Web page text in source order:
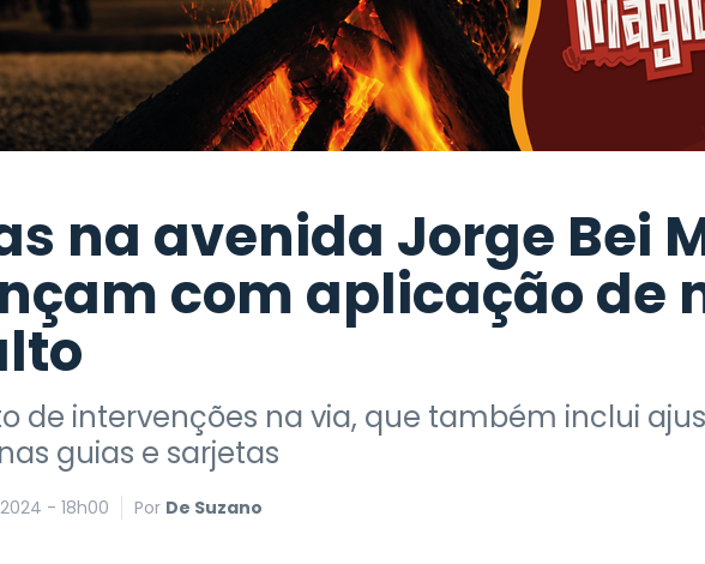
na avenida Jorge Bei
com aplicação de
de intervenções na via, que também inclui
guias e sarjetas
2024 - 18h00 Por De Suzano